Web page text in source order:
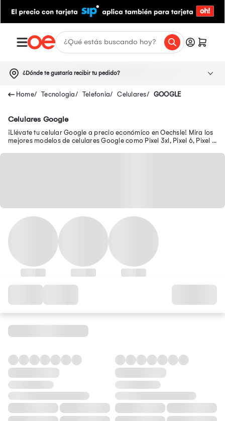
¿Dónde te gustaría recibir tu pedido?
Tecnologia Telefonia Celulares GOOGLE
Celulares Google
¡Llévate tu celular Google a precio económico en Oechsle! Mira los
mejores modelos de celulares Google como Pixel 3xl, Pixel 6, Pixel 6